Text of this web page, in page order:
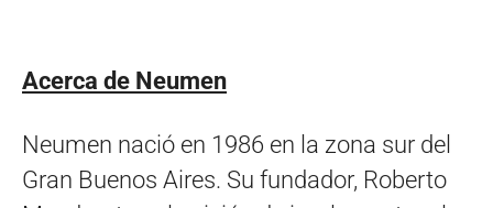
Acerca de Neumen
Neumen nació en 1986 en la zona sur del
Gran Buenos Aires. Su fundador, Roberto